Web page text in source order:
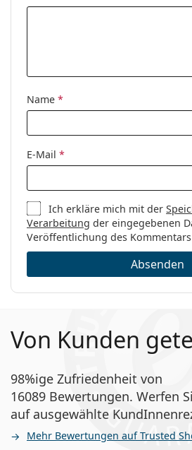
Name *
E-Mail *
Ich erkläre mich mit der
Verarbeitung der eingegebenen
Veröffentlichung des
Absenden
Von Kunden
98%ige Zufriedenheit von
16089 Bewertungen. Werfen
auf ausgewählte
Mehr Bewertungen auf Trusted